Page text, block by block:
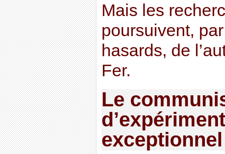
Mais les
poursuivent,
hasards, de
Fer.
Le
exceptionnel